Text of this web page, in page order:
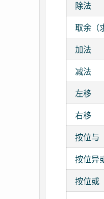
除法
取余（
加法
减法
左移
右移
按位与
按位异
按位或